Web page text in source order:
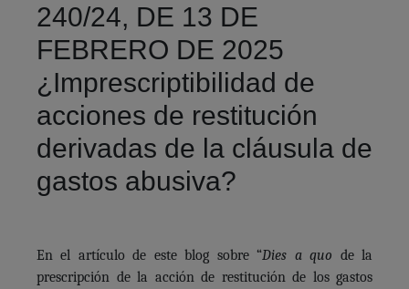
240/24, DE 13 DE
FEBRERO DE 2025
¿Imprescriptibilidad de
acciones de restitución
derivadas de la cláusula de
gastos abusiva?
En el artículo de este blog sobre “Dies a quo de la
prescripción de la acción de restitución de los gastos